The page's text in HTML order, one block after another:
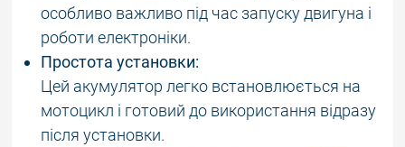
особливо важливо під час запуску двигуна і
роботи електроніки.
Простота установки:
Цей акумулятор легко встановлюється на
мотоцикл і готовий до використання відразу
після установки.